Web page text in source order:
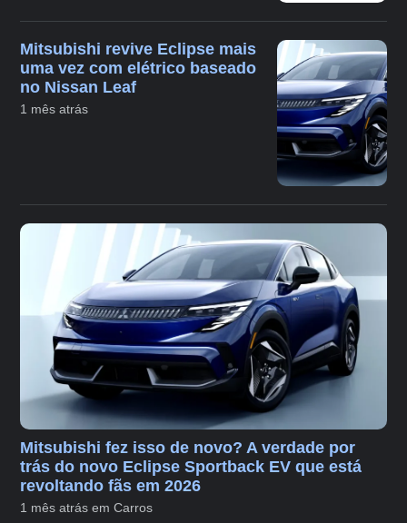
Mitsubishi revive Eclipse mais
uma vez com elétrico baseado
no Nissan Leaf
1 mês atrás
Mitsubishi fez isso de novo? A verdade por
trás do novo Eclipse Sportback EV que está
revoltando fãs em 2026
1 mês atrás em Carros